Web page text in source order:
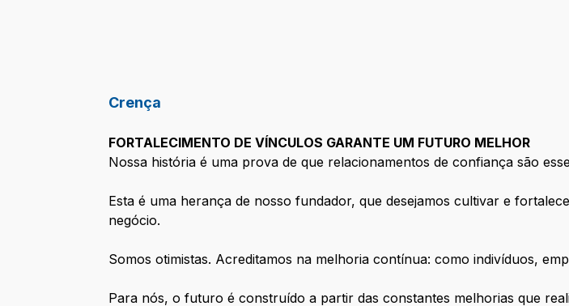
Crença
FORTALECIMENTO DE VÍNCULOS GARANTE UM FUTURO MELHOR
Nossa história é uma prova de que relacionamentos de confiança são
Esta é uma herança de nosso fundador, que desejamos cultivar e
negócio.
Somos otimistas. Acreditamos na melhoria contínua: como indivíduos,
Para nós, o futuro é construído a partir das constantes melhorias que